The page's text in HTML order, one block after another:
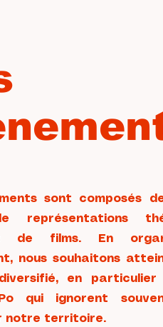
sont composés
représentations
de films. En
nous souhaitons
en particulier
qui ignorent
notre territoire.